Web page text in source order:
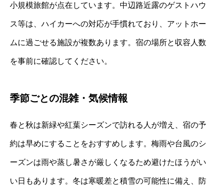
小規模旅館が点在しています。中辺路近露のゲストハウ
ス等は、ハイカーへの対応が手慣れており、アットホー
ムに過ごせる施設が複数あります。宿の場所と収容人数
を事前に確認してください。
季節ごとの混雑・気候情報
春と秋は新緑や紅葉シーズンで訪れる人が増え、宿の予
約は早めにすることをおすすめします。梅雨や台風のシ
ーズンは雨や蒸し暑さが厳しくなるため避けたほうがい
い日もあります。冬は寒暖差と積雪の可能性に備え、防